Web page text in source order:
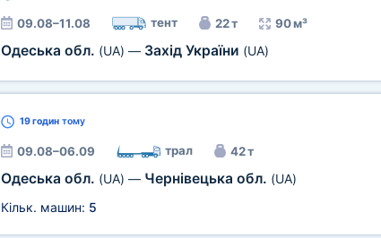
09.08–11.08 тент 22 т 90 м³
Одеська обл. (UA) — Захід України (UA)
19 годинтому
09.08–06.09 трал 42 т
Одеська обл. (UA) — Чернівецька обл. (UA)
Кільк. машин: 5